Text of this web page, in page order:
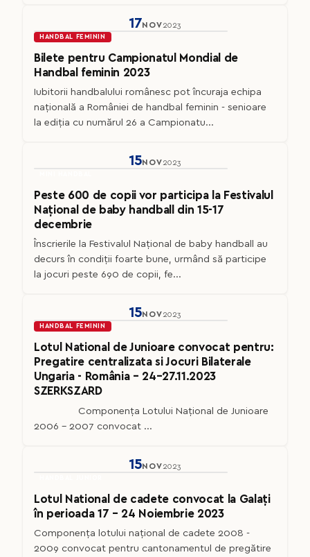
17NOV2023
HANDBAL FEMININ
Bilete pentru Campionatul Mondial de
Handbal feminin 2023
Iubitorii handbalului românesc pot încuraja echipa
națională a României de handbal feminin - senioare
la ediția cu numărul 26 a Campionatu...
15NOV2023
Peste 600 de copii vor participa la Festivalul
Național de baby handball din 15-17
decembrie
Înscrierile la Festivalul Național de baby handball au
decurs în condiții foarte bune, urmând să participe
la jocuri peste 690 de copii, fe...
15NOV2023
HANDBAL FEMININ
Lotul National de Junioare convocat pentru:
Pregatire centralizata si Jocuri Bilaterale
Ungaria - România – 24–27.11.2023
SZERKSZARD
Componența Lotului Național de Junioare
2006 – 2007 convocat ...
15NOV2023
Lotul National de cadete convocat la Galați
în perioada 17 – 24 Noiembrie 2023
Componența lotului național de cadete 2008 -
2009 convocat pentru cantonamentul de pregătire